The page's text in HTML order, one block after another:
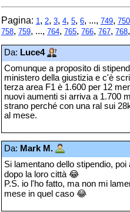
Pagina: 1, 2, 3, 4, 5, 6, ..., 749, 750
758, 759, ..., 764, 765, 766, 767, 768,
Da: Luce4
Comunque a proposito di
ministero della giustizia e c'è
terza area F1 è 1.600 per 12
nuovi aumenti si arriva a 1.700
strano perché con una ral sui
al mese.
Da: Mark M.
Si lamentano dello stipendio,
dopo la loro città 😂
P.S. io l'ho fatto, ma non mi
mese in quel caso 😂